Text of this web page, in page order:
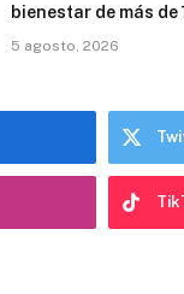
bienestar de más de
5 agosto, 2026